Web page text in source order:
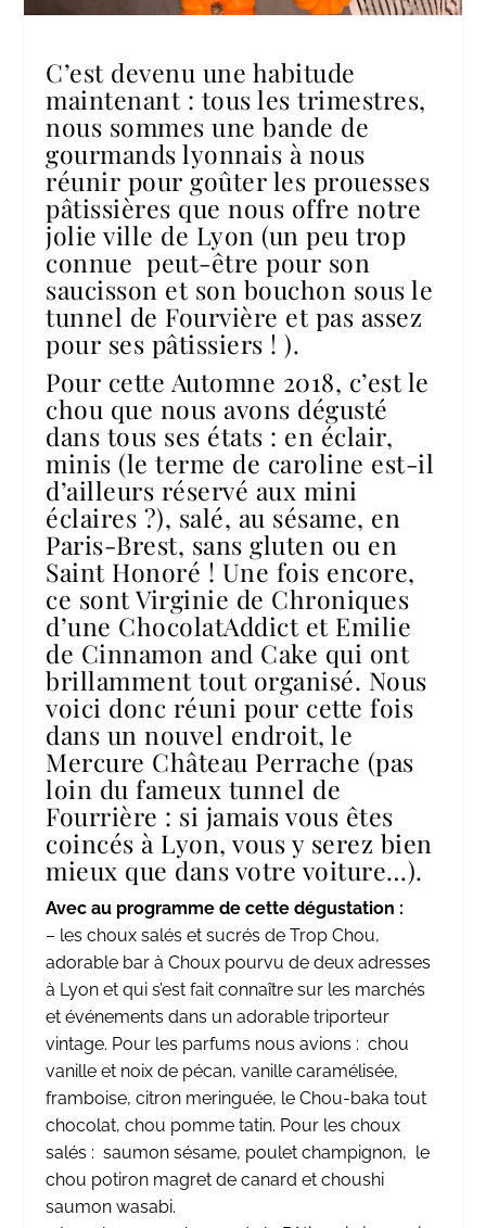
C’est devenu une habitude
maintenant : tous les trimestres,
nous sommes une bande de
gourmands lyonnais à nous
réunir pour goûter les prouesses
pâtissières que nous offre notre
jolie ville de Lyon (un peu trop
connue peut-être pour son
saucisson et son bouchon sous le
tunnel de Fourvière et pas assez
pour ses pâtissiers ! ).
Pour cette Automne 2018, c’est le
chou que nous avons dégusté
dans tous ses états : en éclair,
minis (le terme de caroline est-il
d’ailleurs réservé aux mini
éclaires ?), salé, au sésame, en
Paris-Brest, sans gluten ou en
Saint Honoré ! Une fois encore,
ce sont Virginie de Chroniques
d’une ChocolatAddictet Emilie
de Cinnamon and Cake qui ont
brillamment tout organisé. Nous
voici donc réuni pour cette fois
dans un nouvel endroit, le
Mercure Château Perrache (pas
loin du fameux tunnel de
Fourrière : si jamais vous êtes
coincés à Lyon, vous y serez bien
mieux que dans votre voiture…).
Avec au programme de cette dégustation :
– les choux salés et sucrés de Trop Chou,
adorable bar à Choux pourvu de deux adresses
à Lyon et qui s’est fait connaître sur les marchés
et événements dans un adorable triporteur
vintage. Pour les parfums nous avions : chou
vanille et noix de pécan, vanille caramélisée,
framboise, citron meringuée, le Chou-baka tout
chocolat, chou pomme tatin. Pour les choux
salés : saumon sésame, poulet champignon, le
chou potiron magret de canard et choushi
saumon wasabi.